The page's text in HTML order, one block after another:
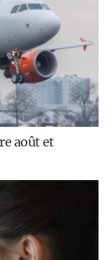
août et